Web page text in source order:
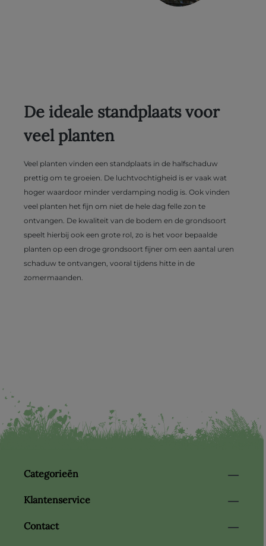
De ideale standplaats voor
veel planten
Veel planten vinden een standplaats in de halfschaduw
prettig om te groeien. De luchtvochtigheid is er vaak wat
hoger waardoor minder verdamping nodig is. Ook vinden
veel planten het fijn om niet de hele dag felle zon te
ontvangen. De kwaliteit van de bodem en de grondsoort
speelt hierbij ook een grote rol, zo is het voor bepaalde
planten op een droge grondsoort fijner om een aantal uren
schaduw te ontvangen, vooral tijdens hitte in de
zomermaanden.
Categorieën
Klantenservice
Contact